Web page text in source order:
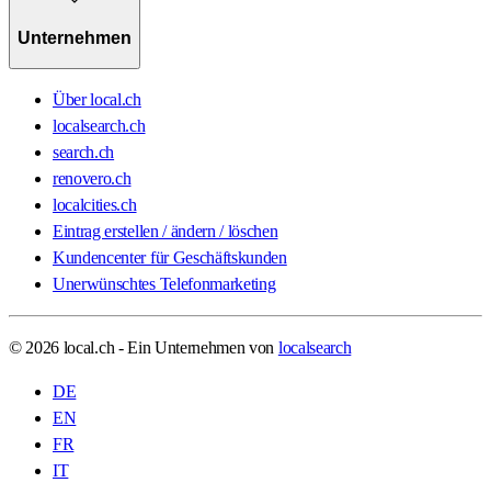
Unternehmen
Über local.ch
localsearch.ch
search.ch
renovero.ch
localcities.ch
Eintrag erstellen / ändern / löschen
Kundencenter für Geschäftskunden
Unerwünschtes Telefonmarketing
© 2026 local.ch - Ein Unternehmen von localsearch
DE
EN
FR
IT